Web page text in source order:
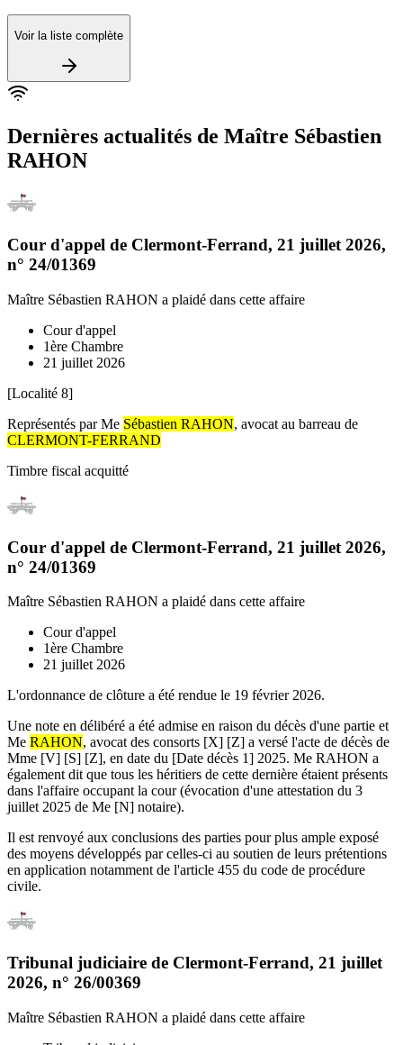
Voir la liste complète
Dernières actualités de Maître Sébastien
RAHON
Cour d'appel de Clermont-Ferrand, 21 juillet 2026,
n° 24/01369
Maître Sébastien RAHON a plaidé dans cette affaire
Cour d'appel
1ère Chambre
21 juillet 2026
[Localité 8]
Représentés par Me Sébastien RAHON, avocat au barreau de
CLERMONT-FERRAND
Timbre fiscal acquitté
Cour d'appel de Clermont-Ferrand, 21 juillet 2026,
n° 24/01369
Maître Sébastien RAHON a plaidé dans cette affaire
Cour d'appel
1ère Chambre
21 juillet 2026
L'ordonnance de clôture a été rendue le 19 février 2026.
Une note en délibéré a été admise en raison du décès d'une partie et
Me RAHON, avocat des consorts [X] [Z] a versé l'acte de décès de
Mme [V] [S] [Z], en date du [Date décès 1] 2025. Me RAHON a
également dit que tous les héritiers de cette dernière étaient présents
dans l'affaire occupant la cour (évocation d'une attestation du 3
juillet 2025 de Me [N] notaire).
Il est renvoyé aux conclusions des parties pour plus ample exposé
des moyens développés par celles-ci au soutien de leurs prétentions
en application notamment de l'article 455 du code de procédure
civile.
Tribunal judiciaire de Clermont-Ferrand, 21 juillet
2026, n° 26/00369
Maître Sébastien RAHON a plaidé dans cette affaire